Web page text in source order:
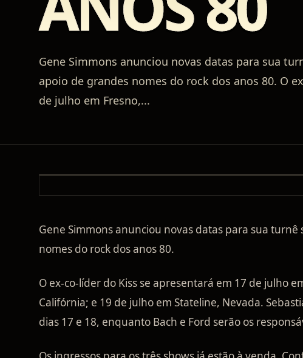
Gene Simmons anunciou novas datas para sua
apoio de grandes nomes do rock dos anos 80. O
de julho em Fresno,...
Gene Simmons anunciou novas datas para sua
nomes do rock dos anos 80.
O ex-co-líder do Kiss se apresentará em 17 de julho
Califórnia; e 19 de julho em Stateline, Nevada.
dias 17 e 18, enquanto Bach e Ford serão os